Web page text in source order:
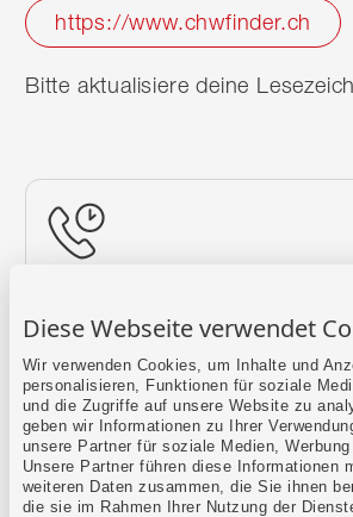
Diese Webseite verwendet
Wir verwenden Cookies, um Inhalte und
personalisieren, Funktionen für soziale
und die Zugriffe auf unsere Website zu
geben wir Informationen zu Ihrer
unsere Partner für soziale Medien, Werbung
Unsere Partner führen diese Informationen
weiteren Daten zusammen, die Sie ihnen
die sie im Rahmen Ihrer Nutzung der
https://www.chwfinder.ch
Bitte aktualisiere deine
Mehr erfahren